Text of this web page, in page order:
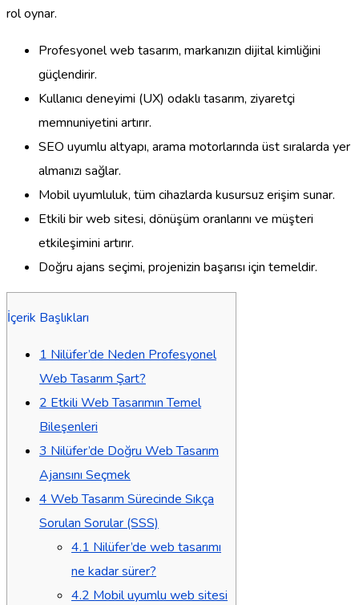
rol oynar.
Profesyonel web tasarım, markanızın dijital kimliğini
güçlendirir.
Kullanıcı deneyimi (UX) odaklı tasarım, ziyaretçi
memnuniyetini artırır.
SEO uyumlu altyapı, arama motorlarında üst sıralarda yer
almanızı sağlar.
Mobil uyumluluk, tüm cihazlarda kusursuz erişim sunar.
Etkili bir web sitesi, dönüşüm oranlarını ve müşteri
etkileşimini artırır.
Doğru ajans seçimi, projenizin başarısı için temeldir.
İçerik Başlıkları
1 Nilüfer’de Neden Profesyonel
Web Tasarım Şart?
2 Etkili Web Tasarımın Temel
Bileşenleri
3 Nilüfer’de Doğru Web Tasarım
Ajansını Seçmek
4 Web Tasarım Sürecinde Sıkça
Sorulan Sorular (SSS)
4.1 Nilüfer’de web tasarımı
ne kadar sürer?
4.2 Mobil uyumlu web sitesi